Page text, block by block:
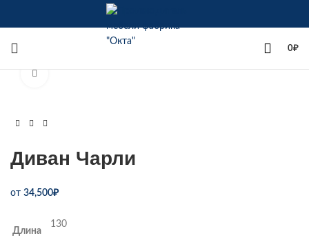
0₽
Диван Чарли
от 34,500₽
Длина
130